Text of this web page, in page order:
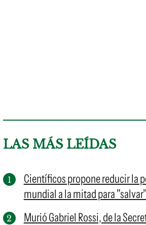
LAS MÁS LEÍDAS
Científicos propone reducir la
mundial a la mitad para
Murió Gabriel Rossi, de la